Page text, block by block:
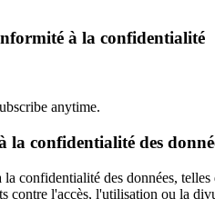
à la confidentialité
anytime.
la confidentialité des
la confidentialité des données,
contre l'accès, l'utilisation ou la